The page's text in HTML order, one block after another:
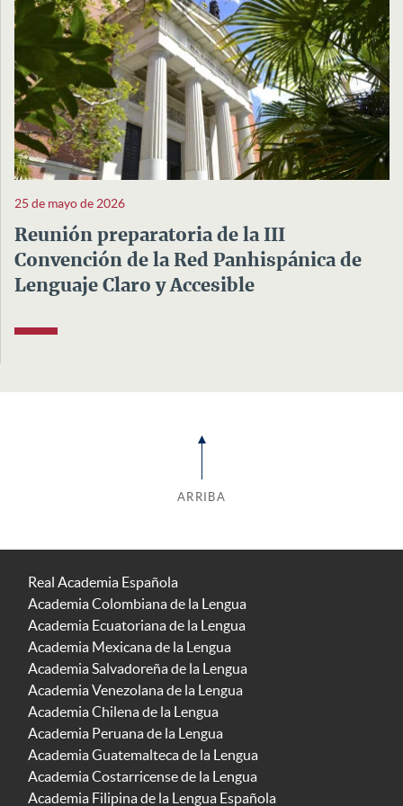
25 de mayo de 2026
Reunión preparatoria de la III
Convención de la Red Panhispánica de
Lenguaje Claro y Accesible
ARRIBA
Real Academia Española
Academia Colombiana de la Lengua
Academia Ecuatoriana de la Lengua
Academia Mexicana de la Lengua
Academia Salvadoreña de la Lengua
Academia Venezolana de la Lengua
Academia Chilena de la Lengua
Academia Peruana de la Lengua
Academia Guatemalteca de la Lengua
Academia Costarricense de la Lengua
Academia Filipina de la Lengua Española